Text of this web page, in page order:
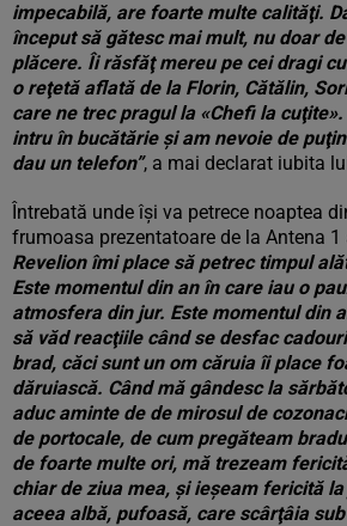
impecabilă, are foarte multe calităţi.
început să gătesc mai mult, nu doar
plăcere. Îi răsfăţ mereu pe cei dragi
o reţetă aflată de la Florin, Cătălin,
care ne trec pragul la «Chefi la
intru în bucătărie şi am nevoie de
dau un telefon”, a mai declarat iubita
Întrebată unde își va petrece noaptea
frumoasa prezentatoare de la Antena
Revelion îmi place să petrec timpul
Este momentul din an în care iau o
atmosfera din jur. Este momentul din
să văd reacţiile când se desfac
brad, căci sunt un om căruia îi place
dăruiască. Când mă gândesc la
aduc aminte de de mirosul de
de portocale, de cum pregăteam
de foarte multe ori, mă trezeam
chiar de ziua mea, şi ieşeam fericită
aceea albă, pufoasă, care scârţâia